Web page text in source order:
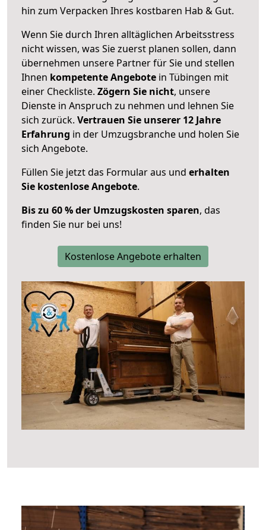
hin zum Verpacken Ihres kostbaren Hab & Gut.
Wenn Sie durch Ihren alltäglichen Arbeitsstress
nicht wissen, was Sie zuerst planen sollen, dann
übernehmen unsere Partner für Sie und stellen
Ihnen kompetente Angebote in Tübingen mit
einer Checkliste. Zögern Sie nicht, unsere
Dienste in Anspruch zu nehmen und lehnen Sie
sich zurück. Vertrauen Sie unserer 12 Jahre
Erfahrung in der Umzugsbranche und holen Sie
sich Angebote.
Füllen Sie jetzt das Formular aus und erhalten
Sie kostenlose Angebote.
Bis zu 60 % der Umzugskosten sparen, das
finden Sie nur bei uns!
Kostenlose Angebote erhalten